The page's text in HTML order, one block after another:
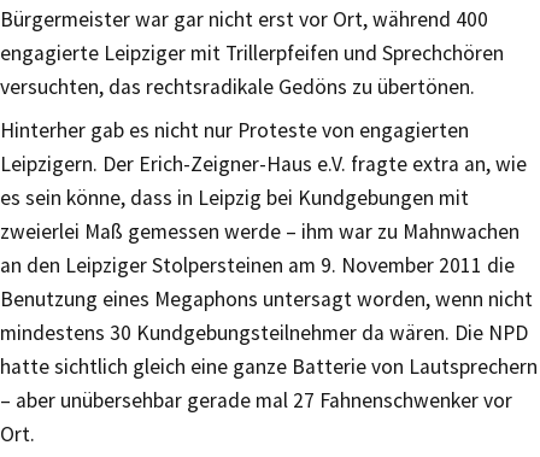
Bürgermeister war gar nicht erst vor Ort, während 400
engagierte Leipziger mit Trillerpfeifen und Sprechchören
versuchten, das rechtsradikale Gedöns zu übertönen.
Hinterher gab es nicht nur Proteste von engagierten
Leipzigern. Der Erich-Zeigner-Haus e.V. fragte extra an, wie
es sein könne, dass in Leipzig bei Kundgebungen mit
zweierlei Maß gemessen werde – ihm war zu Mahnwachen
an den Leipziger Stolpersteinen am 9. November 2011 die
Benutzung eines Megaphons untersagt worden, wenn nicht
mindestens 30 Kundgebungsteilnehmer da wären. Die NPD
hatte sichtlich gleich eine ganze Batterie von Lautsprechern
– aber unübersehbar gerade mal 27 Fahnenschwenker vor
Ort.